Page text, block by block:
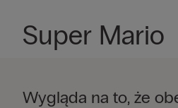
Super Mario
Wygląda na to, że